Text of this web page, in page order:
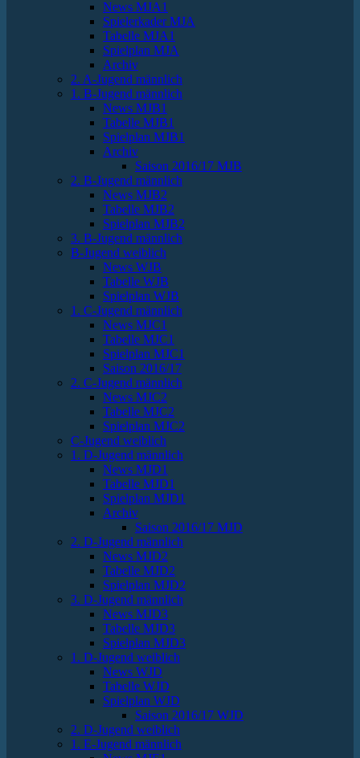
News MJA1
Spielerkader MJA
Tabelle MJA1
Spielplan MJA
Archiv
2. A-Jugend männlich
1. B-Jugend männlich
News MJB1
Tabelle MJB1
Spielplan MJB1
Archiv
Saison 2016/17 MJB
2. B-Jugend männlich
News MJB2
Tabelle MJB2
Spielplan MJB2
3. B-Jugend männlich
B-Jugend weiblich
News WJB
Tabelle WJB
Spielplan WJB
1. C-Jugend männlich
News MJC1
Tabelle MJC1
Spielplan MJC1
Saison 2016/17
2. C-Jugend männlich
News MJC2
Tabelle MJC2
Spielplan MJC2
C-Jugend weiblich
1. D-Jugend männlich
News MJD1
Tabelle MJD1
Spielplan MJD1
Archiv
Saison 2016/17 MJD
2. D-Jugend männlich
News MJD2
Tabelle MJD2
Spielplan MJD2
3. D-Jugend männlich
News MJD3
Tabelle MJD3
Spielplan MJD3
1. D-Jugend weiblich
News WJD
Tabelle WJD
Spielplan WJD
Saison 2016/17 WJD
2. D-Jugend weiblich
1. E-Jugend männlich